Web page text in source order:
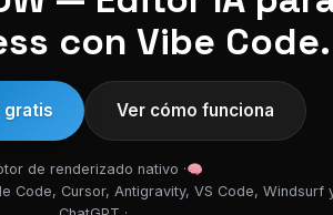
con Vibe Code.
gratis Ver cómo funciona
de renderizado nativo ·
Code, Cursor, Antigravity, VS Code, Windsurf